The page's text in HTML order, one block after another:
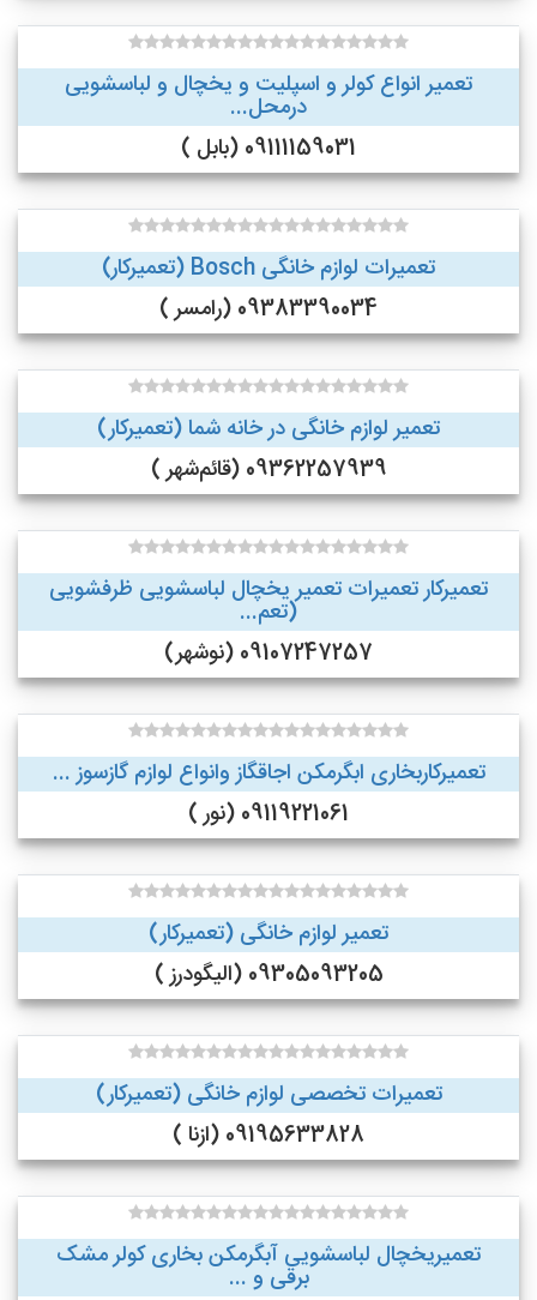
تعمیر انواع کولر و اسپلیت و یخچال و لباسشویی
درمحل...
09111159031 (بابل )
تعمیرات لوازم خانگی Bosch (تعمیرکار)
09383390034 (رامسر )
تعمیر لوازم خانگی در خانه شما (تعمیرکار)
09362257939 (قائم‌شهر )
تعمیرکار تعمیرات تعمیر یخچال لباسشویی ظرفشویی
(تعم...
09107247257 (نوشهر)
تعمیرکاربخاری ابگرمکن اجاقگاز وانواع لوازم گازسوز ...
09119221061 (نور )
تعمیر لوازم خانگی (تعمیرکار)
09305093205 (الیگودرز )
تعمیرات تخصصی لوازم خانگی (تعمیرکار)
09195633828 (ازنا )
تعمیریخچال لباسشویی آبگرمکن بخاری کولر مشک
برقی و ...